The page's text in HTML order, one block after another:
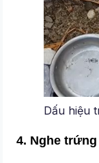
Dấu hiệu
4. Nghe trứng